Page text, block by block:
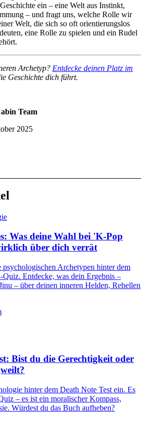
ein – eine Welt aus Instinkt,
– und fragt uns, welche Rolle wir
Welt, die sich so oft orientierungslos
eine Rolle zu spielen und ein Rudel
Archetyp? Entdecke deinen Platz im
Geschichte dich führt.
Team
2025
Was deine Wahl bei 'K-Pop
über dich verrät
Archetypen hinter dem
Entdecke, was dein Ergebnis –
– über deinen inneren Helden, Rebellen
Bist du die Gerechtigkeit oder
hinter dem Death Note Test ein. Es
– es ist ein moralischer Kompass,
Würdest du das Buch aufheben?